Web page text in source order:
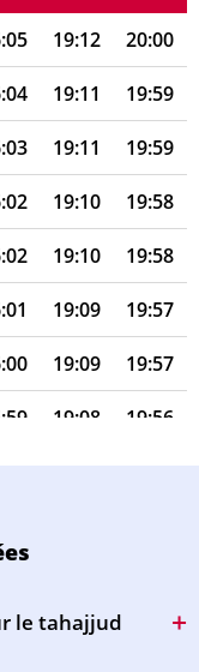
19:12 20:00
19:11 19:59
19:11 19:59
19:10 19:58
19:10 19:58
19:09 19:57
19:09 19:57
19:08 19:56
19:08 19:55
19:06
le tahajjud